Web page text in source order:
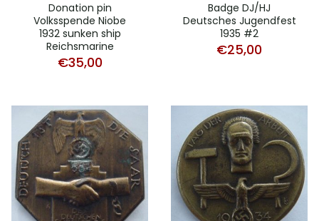
Donation pin
Volksspende Niobe
1932 sunken ship
Reichsmarine
€35,00
Badge DJ/HJ
Deutsches Jugendfest
1935 #2
€25,00